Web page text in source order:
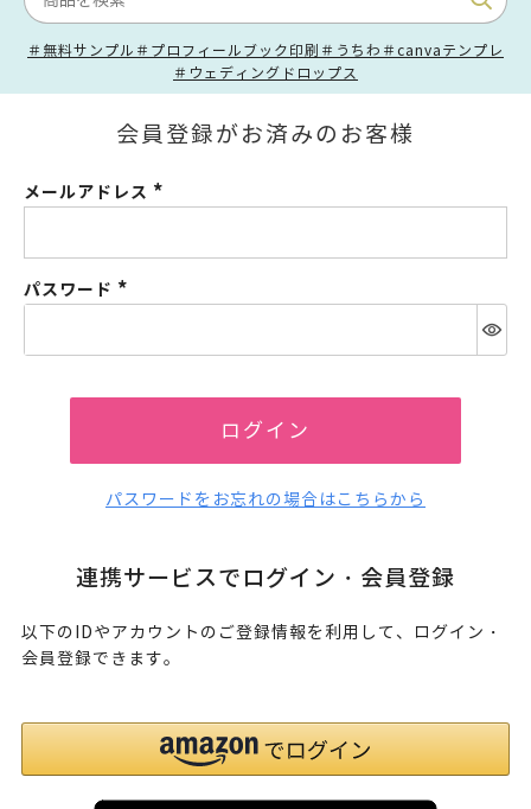
＃無料サンプル ＃プロフィールブック印刷 ＃うちわ ＃canvaテンプレ
＃ウェディングドロップス
会員登録がお済みのお客様
メールアドレス
パスワード
ログイン
パスワードをお忘れの場合はこちらから
連携サービスでログイン・会員登録
以下のIDやアカウントのご登録情報を利用して、ログイン・
会員登録できます。